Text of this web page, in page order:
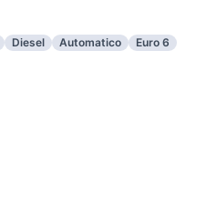
Diesel Automatico Euro 6